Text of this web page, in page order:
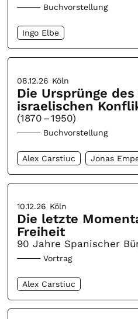
Buchvorstellung
Ingo Elbe
08.12.26 Köln
Die Ursprünge
israelischen
(1870 – 1950)
Buchvorstellung
Alex Carstiuc Jonas
10.12.26 Köln
Die letzte
Freiheit
90 Jahre Spanischer
Vortrag
Alex Carstiuc